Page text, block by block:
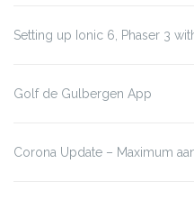
Setting up Ionic 6, Phaser 3
Golf de Gulbergen App
Corona Update – Maximum